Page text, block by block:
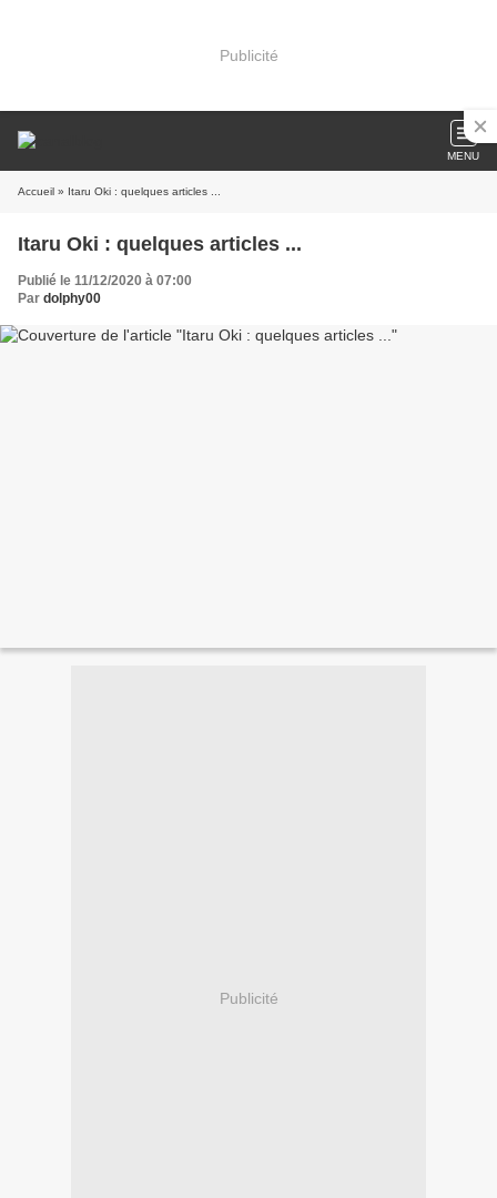
Publicité
MENU
Accueil » Itaru Oki : quelques articles ...
Itaru Oki : quelques articles ...
Publié le 11/12/2020 à 07:00
Par dolphy00
Publicité